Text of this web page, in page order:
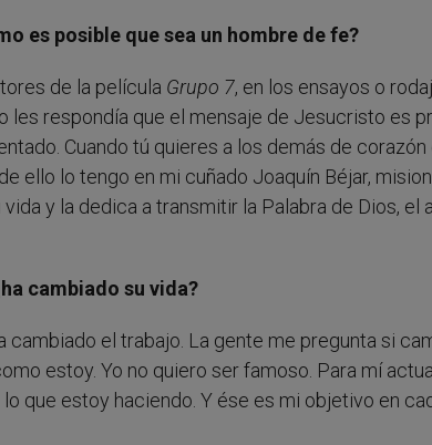
es posible que sea un hombre de fe?
de la película Grupo 7, en los ensayos o
les respondía que el mensaje de Jesucristo es
Cuando tú quieres a los demás de
ello lo tengo en mi cuñado Joaquín Béjar,
y la dedica a transmitir la Palabra de Dios, el
cambiado su vida?
cambiado el trabajo. La gente me pregunta si
estoy. Yo no quiero ser famoso. Para mí
que estoy haciendo. Y ése es mi objetivo en